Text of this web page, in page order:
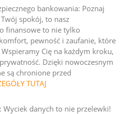
bankowania: Poznaj
spokój, to nasz
finansowe to nie tylko
pewność i zaufanie, które
Cię na każdym kroku,
Dzięki nowoczesnym
są chronione przed
TUTAJ
Wyciek danych to nie przelewki!